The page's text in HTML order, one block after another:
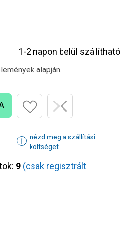
1-2 napon belül szállítható
alapján.
ℹ
nézd meg a szállítási
költséget
9 (csak regisztrált